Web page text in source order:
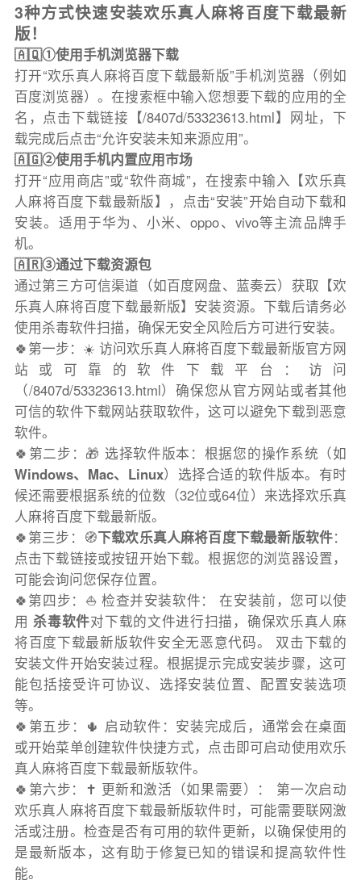
3种方式快速安装欢乐真人麻将百度下载最新
版！
🇦🇶①使用手机浏览器下载
打开“欢乐真人麻将百度下载最新版”手机浏览器（例如
百度浏览器）。在搜索框中输入您想要下载的应用的全
名，点击下载链接【/8407d/53323613.html】网址，下
载完成后点击“允许安装未知来源应用”。
🇦🇬②使用手机内置应用市场
打开“应用商店”或“软件商城”，在搜索中输入【欢乐真
人麻将百度下载最新版】，点击“安装”开始自动下载和
安装。适用于华为、小米、oppo、vivo等主流品牌手
机。
🇦🇷③通过下载资源包
通过第三方可信渠道（如百度网盘、蓝奏云）获取【欢
乐真人麻将百度下载最新版】安装资源。下载后请务必
使用杀毒软件扫描，确保无安全风险后方可进行安装。
🍀第一步：☀️ 访问欢乐真人麻将百度下载最新版官方网
站或可靠的软件下载平台：访问
（/8407d/53323613.html）确保您从官方网站或者其他
可信的软件下载网站获取软件，这可以避免下载到恶意
软件。
🍀第二步：🎁 选择软件版本：根据您的操作系统（如
Windows、Mac、Linux）选择合适的软件版本。有时
候还需要根据系统的位数（32位或64位）来选择欢乐真
人麻将百度下载最新版。
🍀第三步：🧭下载欢乐真人麻将百度下载最新版软件：
点击下载链接或按钮开始下载。根据您的浏览器设置，
可能会询问您保存位置。
🍀第四步：⛵️ 检查并安装软件： 在安装前，您可以使
用杀毒软件对下载的文件进行扫描，确保欢乐真人麻
将百度下载最新版软件安全无恶意代码。 双击下载的
安装文件开始安装过程。根据提示完成安装步骤，这可
能包括接受许可协议、选择安装位置、配置安装选项
等。
🍀第五步：🌵 启动软件：安装完成后，通常会在桌面
或开始菜单创建软件快捷方式，点击即可启动使用欢乐
真人麻将百度下载最新版软件。
🍀第六步：✝️ 更新和激活（如果需要）： 第一次启动
欢乐真人麻将百度下载最新版软件时，可能需要联网激
活或注册。检查是否有可用的软件更新，以确保使用的
是最新版本，这有助于修复已知的错误和提高软件性
能。